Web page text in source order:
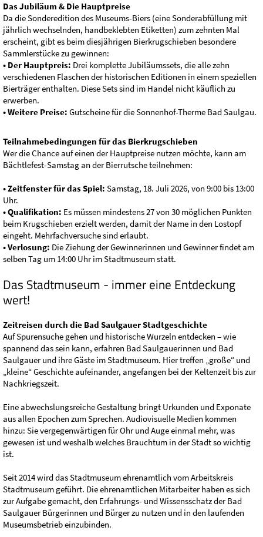
Das Jubiläum & Die Hauptpreise
Da die Sonderedition des Museums-Biers (eine Sonderabfüllung mit
jährlich wechselnden, handbeklebten Etiketten) zum zehnten Mal
erscheint, gibt es beim diesjährigen Bierkrugschieben besondere
Sammlerstücke zu gewinnen:
• Der Hauptpreis: Drei komplette Jubiläumssets, die alle zehn
verschiedenen Flaschen der historischen Editionen in einem speziellen
Bierträger enthalten. Diese Sets sind im Handel nicht käuflich zu
erwerben.
• Weitere Preise: Gutscheine für die Sonnenhof-Therme Bad Saulgau.
Teilnahmebedingungen für das Bierkrugschieben
Wer die Chance auf einen der Hauptpreise nutzen möchte, kann am
Bächtlefest-Samstag an der Bierrutsche teilnehmen:
• Zeitfenster für das Spiel: Samstag, 18. Juli 2026, von 9:00 bis 13:00
Uhr.
• Qualifikation: Es müssen mindestens 27 von 30 möglichen Punkten
beim Krugschieben erzielt werden, damit der Name in den Lostopf
eingeht. Mehrfachversuche sind erlaubt.
• Verlosung: Die Ziehung der Gewinnerinnen und Gewinner findet am
selben Tag um 14:00 Uhr im Stadtmuseum statt.
Das Stadtmuseum - immer eine Entdeckung
wert!
Zeitreisen durch die Bad Saulgauer Stadtgeschichte
Auf Spurensuche gehen und historische Wurzeln entdecken – wie
spannend das sein kann, erfahren Bad Saulgauerinnen und Bad
Saulgauer und ihre Gäste im Stadtmuseum. Hier treffen „große“ und
„kleine“ Geschichte aufeinander, angefangen bei der Keltenzeit bis zur
Nachkriegszeit.
Eine abwechslungsreiche Gestaltung bringt Urkunden und Exponate
aus allen Epochen zum Sprechen. Audiovisuelle Medien kommen
hinzu: Sie vergegenwärtigen für Ohr und Auge einmal mehr, was
gewesen ist und weshalb welches Brauchtum in der Stadt so wichtig
ist.
Seit 2014 wird das Stadtmuseum ehrenamtlich vom Arbeitskreis
Stadtmuseum geführt. Die ehrenamtlichen Mitarbeiter haben es sich
zur Aufgabe gemacht, den Erfahrungs- und Wissensschatz der Bad
Saulgauer Bürgerinnen und Bürger zu nutzen und in den laufenden
Museumsbetrieb einzubinden.